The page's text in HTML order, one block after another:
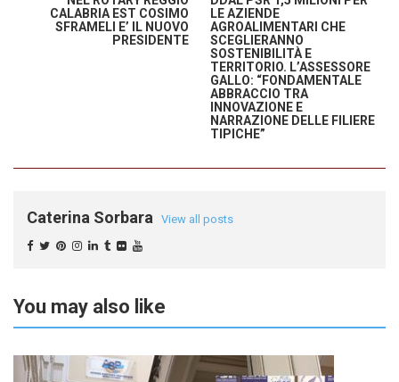
CALABRIA EST COSIMO
SFRAMELI E’ IL NUOVO
PRESIDENTE
LE AZIENDE
AGROALIMENTARI CHE
SCEGLIERANNO
SOSTENIBILITÀ E
TERRITORIO. L’ASSESSORE
GALLO: “FONDAMENTALE
ABBRACCIO TRA
INNOVAZIONE E
NARRAZIONE DELLE FILIERE
TIPICHE”
Caterina Sorbara View all posts
You may also like